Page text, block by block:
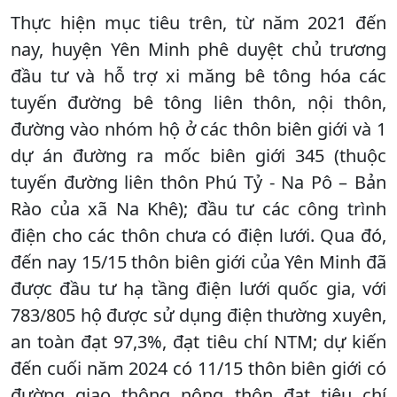
Thực hiện mục tiêu trên, từ năm 2021 đến
nay, huyện Yên Minh phê duyệt chủ trương
đầu tư và hỗ trợ xi măng bê tông hóa các
tuyến đường bê tông liên thôn, nội thôn,
đường vào nhóm hộ ở các thôn biên giới và 1
dự án đường ra mốc biên giới 345 (thuộc
tuyến đường liên thôn Phú Tỷ - Na Pô – Bản
Rào của xã Na Khê); đầu tư các công trình
điện cho các thôn chưa có điện lưới. Qua đó,
đến nay 15/15 thôn biên giới của Yên Minh đã
được đầu tư hạ tầng điện lưới quốc gia, với
783/805 hộ được sử dụng điện thường xuyên,
an toàn đạt 97,3%, đạt tiêu chí NTM; dự kiến
đến cuối năm 2024 có 11/15 thôn biên giới có